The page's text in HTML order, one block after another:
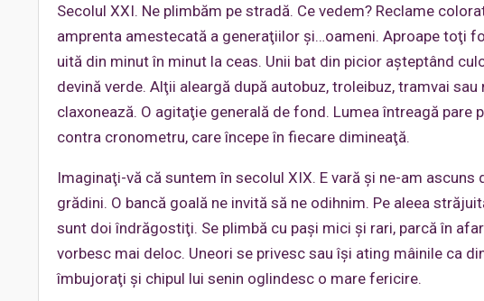
Secolul XXI. Ne plimbăm pe stradă. Ce vedem? Reclame
amprenta amestecată a generaţiilor şi…oameni. Aproape toţi
uită din minut în minut la ceas. Unii bat din picior aşteptând
devină verde. Alţii aleargă după autobuz, troleibuz, tramvai
claxonează. O agitaţie generală de fond. Lumea întreagă pare
contra cronometru, care începe în fiecare dimineaţă.
Imaginaţi-vă că suntem în secolul XIX. E vară şi ne-am ascuns
grădini. O bancă goală ne invită să ne odihnim. Pe aleea
sunt doi îndrăgostiţi. Se plimbă cu paşi mici şi rari, parcă în
vorbesc mai deloc. Uneori se privesc sau îşi ating mâinile ca
îmbujoraţi şi chipul lui senin oglindesc o mare fericire.